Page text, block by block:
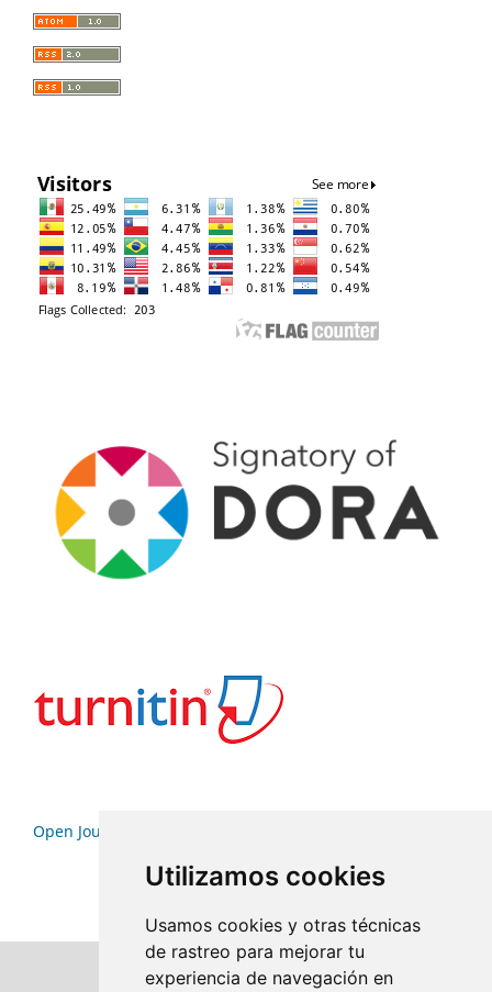
Utilizamos cookies
Usamos cookies y otras técnicas
de rastreo para mejorar tu
experiencia de navegación en
Open Journal Systems